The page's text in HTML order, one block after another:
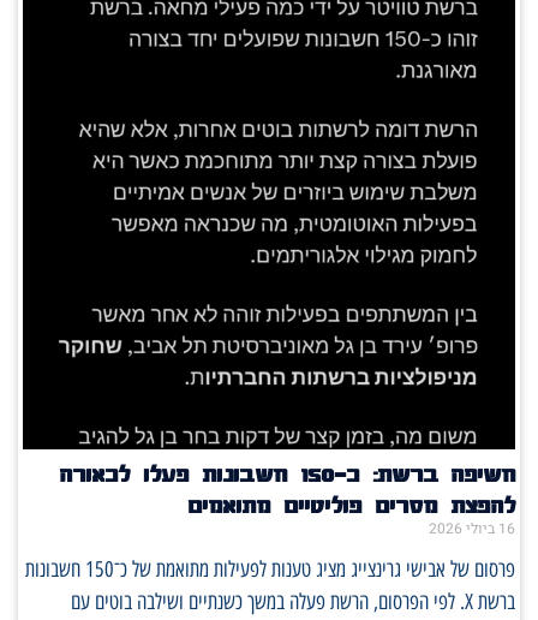
חשיפה ברשת: כ־150 חשבונות פעלו לכאורה
להפצת מסרים פוליטיים מתואמים
16 ביולי 2026
פרסום של אבישי גרינצייג מציג טענות לפעילות מתואמת של כ־150 חשבונות
ברשת X. לפי הפרסום, הרשת פעלה במשך כשנתיים ושילבה בוטים עם